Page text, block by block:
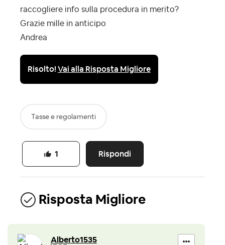
raccogliere info sulla procedura in merito?
Grazie mille in anticipo
Andrea
Risolto!Vai alla Risposta Migliore
Tasse e regolamenti
Rispondi
1
Risposta Migliore
Alberto1535